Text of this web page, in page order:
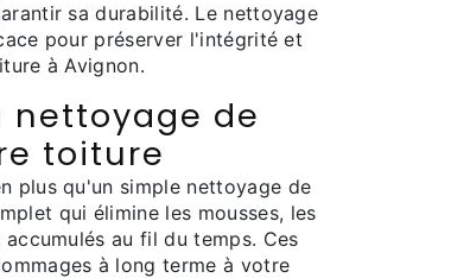
sa durabilité. Le nettoyage
pour préserver l'intégrité et
à Avignon.
nettoyage de
toiture
plus qu'un simple nettoyage de
qui élimine les mousses, les
au fil du temps. Ces
à long terme à votre